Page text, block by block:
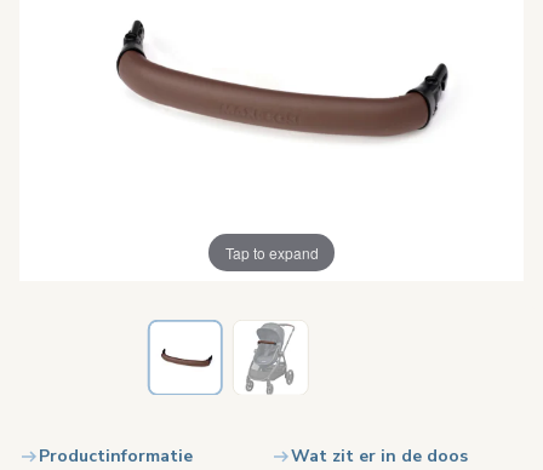
Tap to expand
Productinformatie Wat zit er in de doos